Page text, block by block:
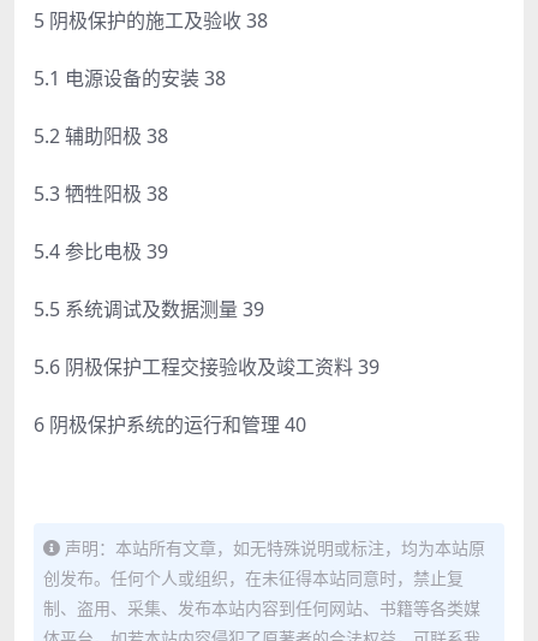
5 阴极保护的施工及验收 38
5.1 电源设备的安装 38
5.2 辅助阳极 38
5.3 牺牲阳极 38
5.4 参比电极 39
5.5 系统调试及数据测量 39
5.6 阴极保护工程交接验收及竣工资料 39
6 阴极保护系统的运行和管理 40
声明：本站所有文章，如无特殊说明或标注，均为本站原
创发布。任何个人或组织，在未征得本站同意时，禁止复
制、盗用、采集、发布本站内容到任何网站、书籍等各类媒